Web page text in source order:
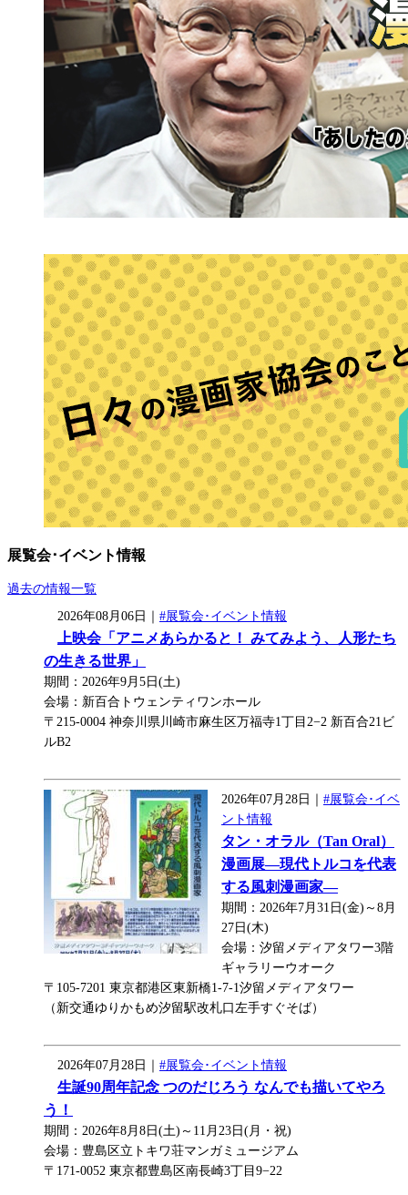
展覧会･イベント情報
過去の情報一覧
2026年08月06日｜ #展覧会･イベント情報
上映会「アニメあらかると！ みてみよう、人形たち
の生きる世界」
期間：2026年9月5日(土)
会場：新百合トウェンティワンホール
〒215-0004 神奈川県川崎市麻生区万福寺1丁目2−2 新百合21ビ
ルB2
2026年07月28日｜ #展覧会･イベ
ント情報
タン・オラル（Tan Oral）
漫画展―現代トルコを代表
する風刺漫画家―
期間：2026年7月31日(金)～8月
27日(木)
会場：汐留メディアタワー3階
ギャラリーウオーク
〒105-7201 東京都港区東新橋1-7-1汐留メディアタワー
（新交通ゆりかもめ汐留駅改札口左手すぐそば）
2026年07月28日｜ #展覧会･イベント情報
生誕90周年記念 つのだじろう なんでも描いてやろ
う！
期間：2026年8月8日(土)～11月23日(月・祝)
会場：豊島区立トキワ荘マンガミュージアム
〒171-0052 東京都豊島区南長崎3丁目9−22